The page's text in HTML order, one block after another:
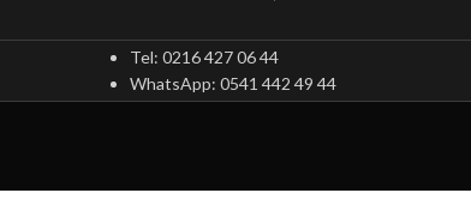
Tel: 0216 427 06 44
WhatsApp: 0541 442 49 44